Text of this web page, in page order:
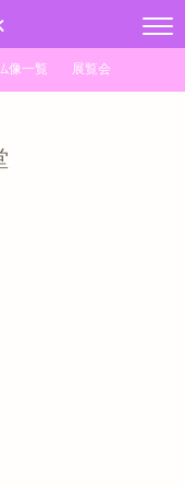
像一覧 展覧会